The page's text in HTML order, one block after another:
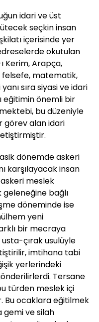
idari ve üst
seçkin insan
içerisinde yer
okutulan
Kerim, Arapça,
felsefe, matematik,
sıra siyasi ve idari
eğitimin önemli bir
bu düzeniyle
görev alan idari
dönemde askeri
karşılayacak insan
meslek
bağlı
döneminde ise
yeni
bir mecraya
çırak usulüyle
imtihana tabi
yerlerindeki
Tersane
türden meslek içi
Bu ocaklara eğitilmek
gemi ve silah